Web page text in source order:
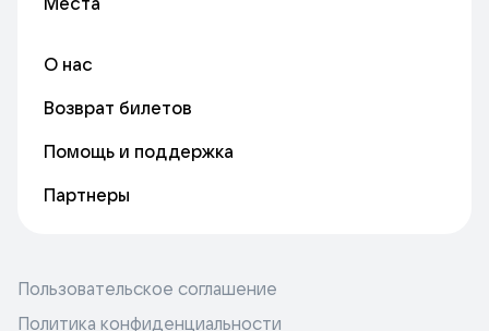
О нас
Возврат билетов
Помощь и поддержка
Партнеры
Пользовательское соглашение
Политика конфиденциальности